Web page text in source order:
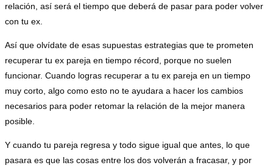
relación, así será el tiempo que deberá de pasar para poder volver
con tu ex.
Así que olvídate de esas supuestas estrategias que te prometen
recuperar tu ex pareja en tiempo récord, porque no suelen
funcionar. Cuando logras recuperar a tu ex pareja en un tiempo
muy corto, algo como esto no te ayudara a hacer los cambios
necesarios para poder retomar la relación de la mejor manera
posible.
Y cuando tu pareja regresa y todo sigue igual que antes, lo que
pasara es que las cosas entre los dos volverán a fracasar, y por